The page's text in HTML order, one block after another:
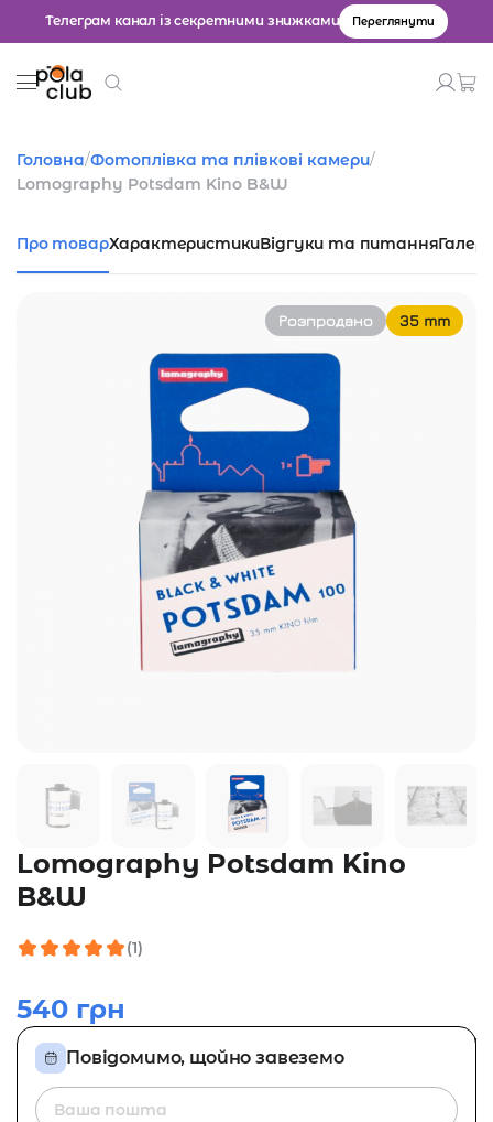
Телеграм канал із секретними знижками Переглянути
Товари
Введіть значення для пошуку.
Головна/Фотоплівка та плівкові камери/
Lomography Potsdam Kino B&W
Про товарХарактеристикиВідгуки та питання
Розпродано 35 mm
Lomography Potsdam Kino
B&W
(1)
540 грн
Повідомимо, щойно завеземо
Адреса